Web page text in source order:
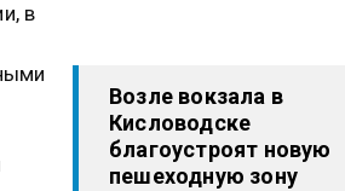
Возле вокзала в
Кисловодске
благоустроят новую
пешеходную зону
в